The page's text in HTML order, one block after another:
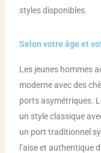
styles disponibles.
Selon votre âge et
Les jeunes hommes
moderne avec des
ports asymétriques.
un style classique
un port traditionnel
l’aise et authentique